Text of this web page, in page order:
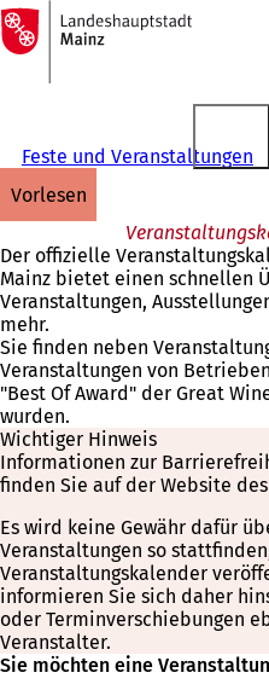
Inhalt anspringen
Zur
Startseite
Feste und Veranstaltungen
vorlesen
Der offizielle
Mainz bietet einen schnellen
Veranstaltungen,
mehr.
Sie finden neben
Veranstaltungen von
"Best Of Award" der Great
wurden.
Wichtiger Hinweis
Informationen zur
finden Sie auf der Website
Es wird keine Gewähr dafür
Veranstaltungen so
Veranstaltungskalender
informieren Sie sich daher
oder Terminverschiebungen
Veranstalter.
Sie möchten eine